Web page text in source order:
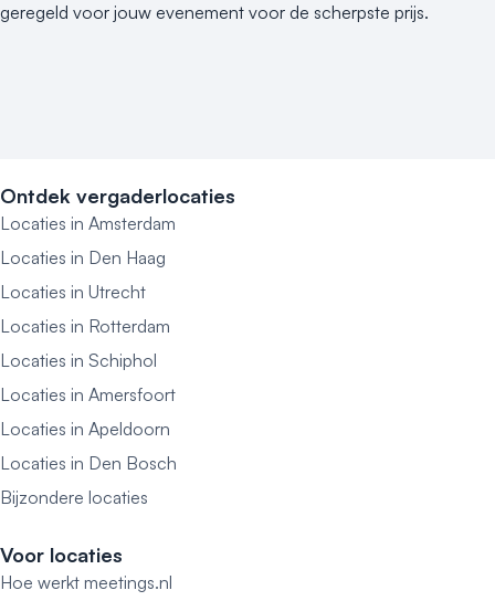
geregeld voor jouw evenement voor de scherpste prijs.
Ontdek vergaderlocaties
Locaties in Amsterdam
Locaties in Den Haag
Locaties in Utrecht
Locaties in Rotterdam
Locaties in Schiphol
Locaties in Amersfoort
Locaties in Apeldoorn
Locaties in Den Bosch
Bijzondere locaties
Voor locaties
Hoe werkt meetings.nl